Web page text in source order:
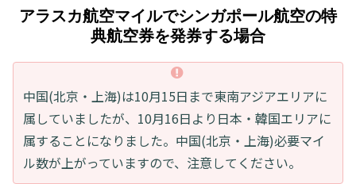
アラスカ航空マイルでシンガポール航空の特
典航空券を発券する場合
中国(北京・上海)は10月15日まで東南アジアエリアに
属していましたが、10月16日より日本・韓国エリアに
属することになりました。中国(北京・上海)必要マイ
ル数が上がっていますので、注意してください。